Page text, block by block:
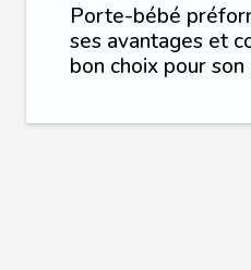
Porte-bébé
ses avantages et
bon choix pour son